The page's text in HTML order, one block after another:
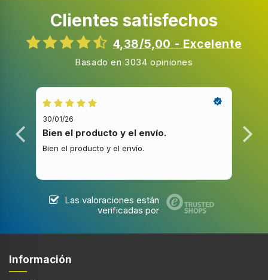
Clientes satisfechos
4,38/5,00 - Excelente
Basado en 3034 opiniones
30/01/26
Bien el producto y el envío.
Bien el producto y el envío.
Las valoraciones están
verificadas por
Información